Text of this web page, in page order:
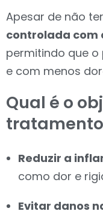
Apesar de não
controlada com
permitindo que
e com menos
Qual é o
Reduzir a
como dor e
Evitar danos